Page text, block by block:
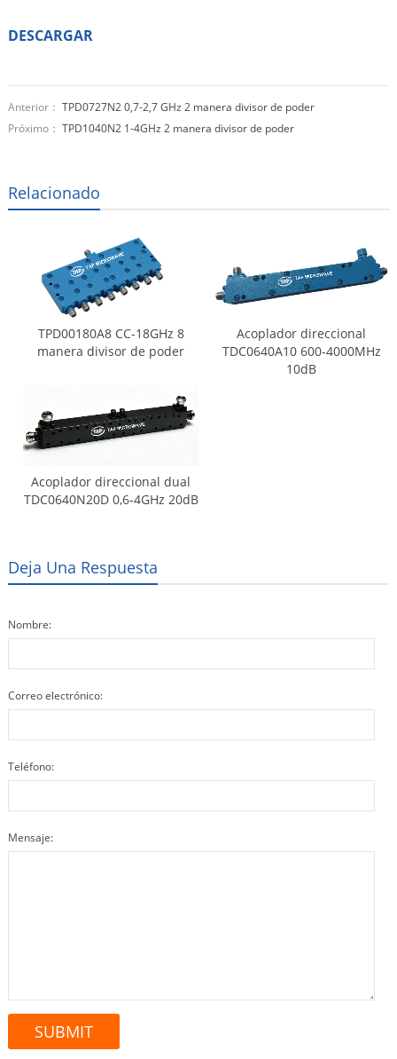
DESCARGAR
Anterior： TPD0727N2 0,7-2,7 GHz 2 manera divisor de poder
Próximo： TPD1040N2 1-4GHz 2 manera divisor de poder
Relacionado
TPD00180A8 CC-18GHz 8
manera divisor de poder
Acoplador direccional
TDC0640A10 600-4000MHz
10dB
Acoplador direccional dual
TDC0640N20D 0,6-4GHz 20dB
Deja Una Respuesta
Nombre:
Correo electrónico:
Teléfono:
Mensaje: